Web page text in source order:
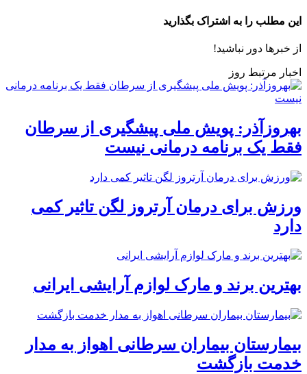
این مطلب را به اشتراک بگذارید
از خبرها دور نباشید!
اخبار مرتبط روز
بهروزآذر: پویش ملی پیشگیری از سرطان
فقط یک برنامه درمانی نیست
ورزش برای درمان آرتروز لگن تاثیر کمی
دارد
بهترین برند و مارک لوازم آرایشی ایرانی
بیمارستان بیماران سرطانی اهواز به مدار
خدمت بازگشت